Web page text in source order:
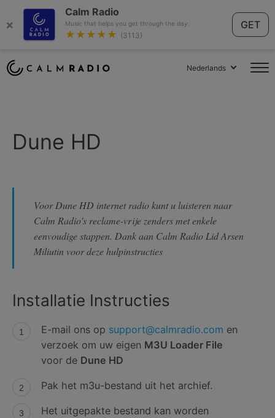
×
Calm Radio
Music that helps you get through the day.
★★★★★ (3113)
GET
Nederlands
Dune HD
Voor Dune HD internet radio kunt u luisteren naar
Calm Radio's reclame-vrije zenders met enkele
eenvoudige stappen. Dank aan Calm Radio Lid Arsen
Miliutin voor deze hulpinstructies
Installatie Instructies
E-mail ons op support@calmradio.com en
verzoek om uw eigen M3U Loader File
voor de Dune HD
Pak het m3u-bestand uit het archief.
Het uitgepakte bestand kan worden